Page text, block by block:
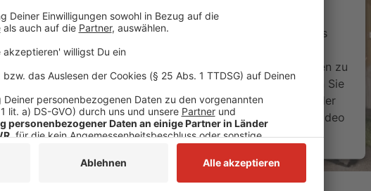
Wir verwenden einen Service eines
einzubetten. Dieser Service kann Daten zu
Ihren Aktivitäten sammeln. Bitte lesen Sie
die Details durch und stimmen Sie der
Nutzung des Service zu, um dieses Video
anzusehen.
Mehr Informationen